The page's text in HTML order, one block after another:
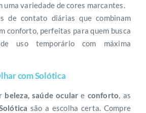
uma variedade de cores marcantes.
de contato diárias que combinam
conforto, perfeitas para quem busca
uso temporário com máxima
com Solótica
beleza, saúde ocular e conforto, as
são a escolha certa. Compre